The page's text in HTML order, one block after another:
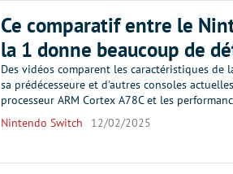
Ce comparatif entre le
la 1 donne beaucoup de
Des vidéos comparent les caractéristiques de
sa prédécesseure et d'autres consoles
processeur ARM Cortex A78C et les
Nintendo Switch
12/02/2025